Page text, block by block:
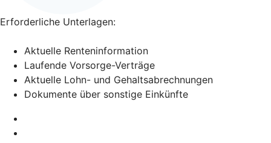
Erforderliche Unterlagen:
Aktuelle Renteninformation
Laufende Vorsorge-Verträge
Aktuelle Lohn- und Gehaltsabrechnungen
Dokumente über sonstige Einkünfte